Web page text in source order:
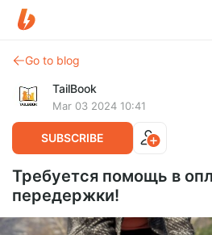
Go to blog
TailBook
Mar 03 2024 10:41
SUBSCRIBE
Требуется помощь в
передержки!